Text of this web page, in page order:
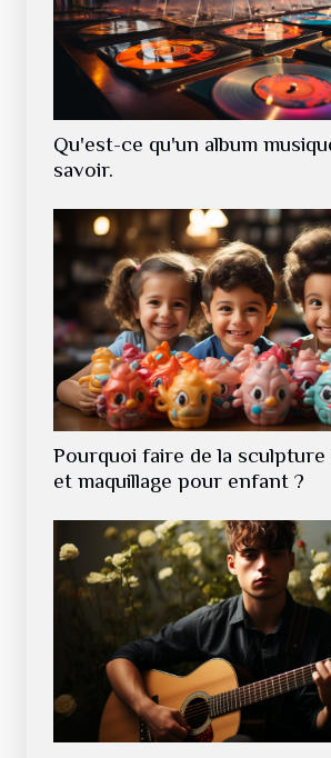
Qu'est-ce qu'un album
savoir.
Pourquoi faire de la sculpture
et maquillage pour enfant ?